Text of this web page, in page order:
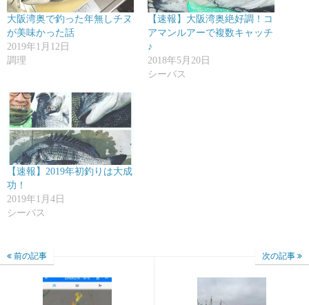
大阪湾奥で釣った年無しチヌ
が美味かった話
2019年1月12日
調理
【速報】大阪湾奥絶好調！コ
アマンルアーで複数キャッチ
♪
2018年5月20日
シーバス
【速報】2019年初釣りは大成
功！
2019年1月4日
シーバス
前の記事 次の記事